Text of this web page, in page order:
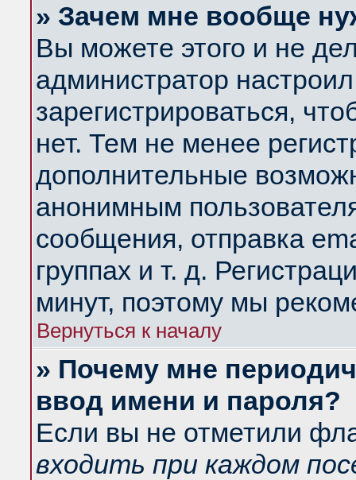
» Зачем мне вообще
Вы можете этого и не
администратор
зарегистрироваться,
нет. Тем не менее
дополнительные
анонимным
сообщения, отправка
группах и т. д.
минут, поэтому мы
Вернуться к началу
» Почему мне
ввод имени и пароля?
Если вы не отметили
входить при каждом